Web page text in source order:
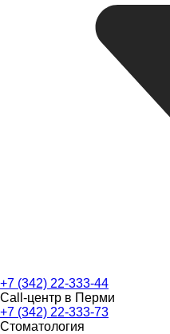
+7 (342) 22-333-44
Call-центр в Перми
+7 (342) 22-333-73
Стоматология